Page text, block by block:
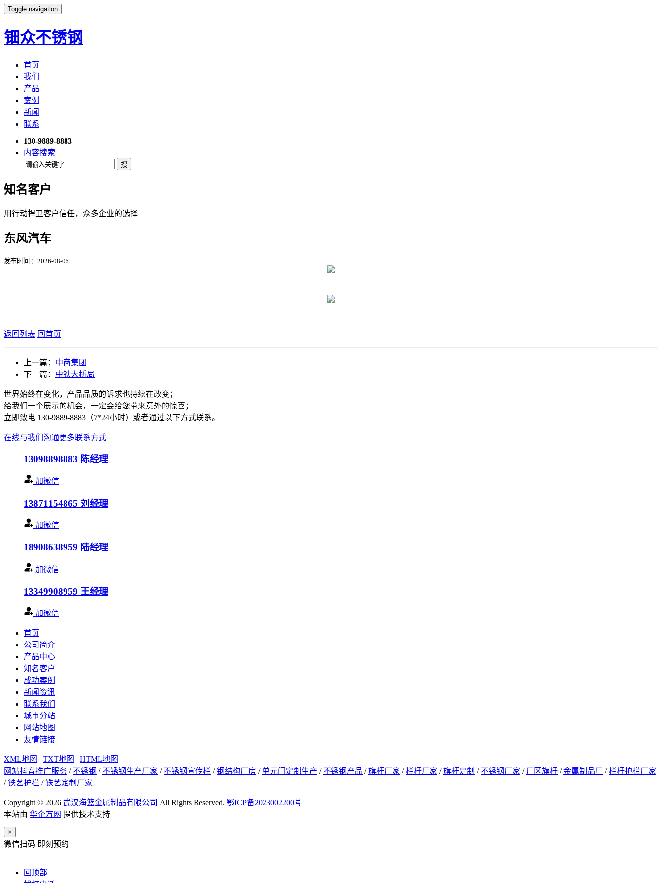
Toggle navigation
钿众不锈钢
首页
我们
产品
案例
新闻
联系
130-9889-8883
内容搜索
知名客户
用行动捍卫客户信任，众多企业的选择
东风汽车
发布时间 ：2026-08-06
返回列表 回首页
上一篇： 中商集团
下一篇： 中铁大桥局
世界始终在变化，产品品质的诉求也持续在改变；
给我们一个展示的机会，一定会给您带来意外的惊喜；
立即致电 130-9889-8883（7*24小时）或者通过以下方式联系。
在线与我们沟通更多联系方式
13098898883 陈经理
加微信
13871154865 刘经理
加微信
18908638959 陆经理
加微信
13349908959 王经理
加微信
首页
公司简介
产品中心
知名客户
成功案例
新闻资讯
联系我们
城市分站
网站地图
友情链接
XML地图 | TXT地图 | HTML地图
网站抖音推广服务 / 不锈钢 / 不锈钢生产厂家 / 不锈钢宣传栏 /钢结构厂房 /单元门定制生产 / 不锈钢产品 /旗杆厂家 /栏杆厂家 /旗杆定制 / 不锈钢厂家 / 厂区旗杆 /金属制品厂 /栏杆护栏厂家
/铁艺护栏 /铁艺定制厂家
Copyright © 2026 武汉海篮金属制品有限公司 All Rights Reserved. 鄂ICP备2023002200号
本站由 华企万网 提供技术支持
×
微信扫码 即刻预约
回顶部